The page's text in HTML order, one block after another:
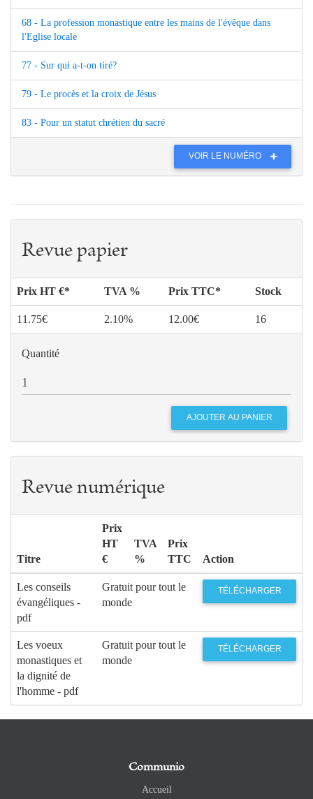
68 - La profession monastique entre les mains de l'évêque dans
l'Eglise locale
77 - Sur qui a-t-on tiré?
79 - Le procès et la croix de Jésus
83 - Pour un statut chrétien du sacré
VOIR LE NUMÉRO
Revue papier
Prix HT €* TVA % Prix TTC* Stock
11.75€ 2.10% 12.00€ 16
Quantité
Revue numérique
Titre
Prix
HT
€
TVA
%
Prix
TTC
Action
Les conseils
évangéliques -
pdf
Gratuit pour tout le
monde
TÉLÉCHARGER
Les voeux
monastiques et
la dignité de
l'homme - pdf
Gratuit pour tout le
monde
TÉLÉCHARGER
Communio
Accueil